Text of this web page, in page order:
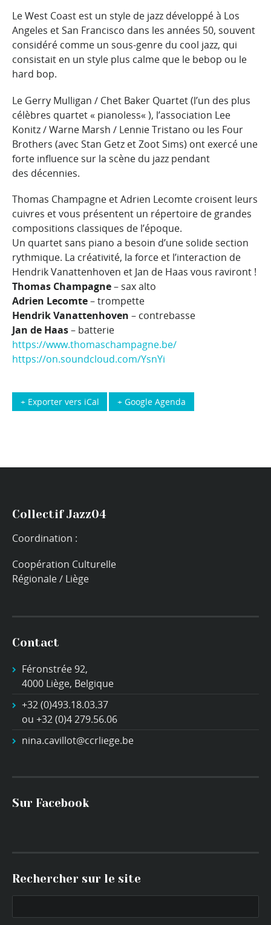
Le West Coast est un style de jazz développé à Los
Angeles et San Francisco dans les années 50, souvent
considéré comme un sous-genre du cool jazz, qui
consistait en un style plus calme que le bebop ou le
hard bop.
Le Gerry Mulligan / Chet Baker Quartet (l’un des plus
célèbres quartet « pianoless« ), l’association Lee
Konitz / Warne Marsh / Lennie Tristano ou les Four
Brothers (avec Stan Getz et Zoot Sims) ont exercé une
forte influence sur la scène du jazz pendant
des décennies.
Thomas Champagne et Adrien Lecomte croisent leurs
cuivres et vous présentent un répertoire de grandes
compositions classiques de l’époque.
Un quartet sans piano a besoin d’une solide section
rythmique. La créativité, la force et l’interaction de
Hendrik Vanattenhoven et Jan de Haas vous raviront !
Thomas Champagne– sax alto
Adrien Lecomte– trompette
Hendrik Vanattenhoven – contrebasse
Jan de Haas– batterie
https://www.thomaschampagne.be/
https://on.soundcloud.com/YsnYi
+ Google Agenda
+ Exporter vers iCal
Collectif Jazz04
Coordination :
Coopération Culturelle
Régionale / Liège
Contact
Féronstrée 92,
4000 Liège, Belgique
+32 (0)493.18.03.37
ou +32 (0)4 279.56.06
nina.cavillot@ccrliege.be
Sur Facebook
Rechercher sur le site